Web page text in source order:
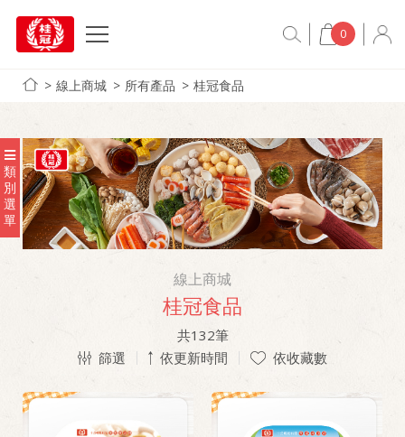
0
線上商城 所有產品 桂冠食品
類
別
選
單
線上商城
桂冠食品
共132筆
篩選
依更新時間 依收藏數